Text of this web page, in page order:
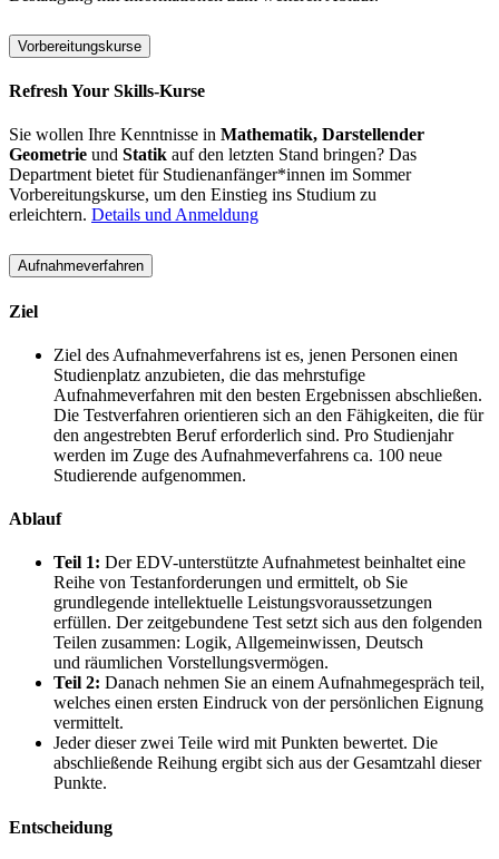
Vorbereitungskurse
Refresh Your Skills-Kurse
Sie wollen Ihre Kenntnisse in Mathematik, Darstellender
Geometrie und Statik auf den letzten Stand bringen? Das
Department bietet für Studienanfänger*innen im Sommer
Vorbereitungskurse, um den Einstieg ins Studium zu
erleichtern. Details und Anmeldung
Aufnahmeverfahren
Ziel
Ziel des Aufnahmeverfahrens ist es, jenen Personen einen
Studienplatz anzubieten, die das mehrstufige
Aufnahmeverfahren mit den besten Ergebnissen abschließen.
Die Testverfahren orientieren sich an den Fähigkeiten, die für
den angestrebten Beruf erforderlich sind. Pro Studienjahr
werden im Zuge des Aufnahmeverfahrens ca. 100 neue
Studierende aufgenommen.
Ablauf
Teil 1: Der EDV-unterstützte Aufnahmetest beinhaltet eine
Reihe von Testanforderungen und ermittelt, ob Sie
grundlegende intellektuelle Leistungsvoraussetzungen
erfüllen. Der zeitgebundene Test setzt sich aus den folgenden
Teilen zusammen: Logik, Allgemeinwissen, Deutsch
und räumlichen Vorstellungsvermögen.
Teil 2: Danach nehmen Sie an einem Aufnahmegespräch teil,
welches einen ersten Eindruck von der persönlichen Eignung
vermittelt.
Jeder dieser zwei Teile wird mit Punkten bewertet. Die
abschließende Reihung ergibt sich aus der Gesamtzahl dieser
Punkte.
Entscheidung